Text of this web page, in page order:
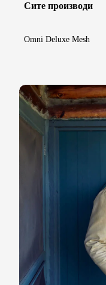
Сите производи
Omni Deluxe Mesh